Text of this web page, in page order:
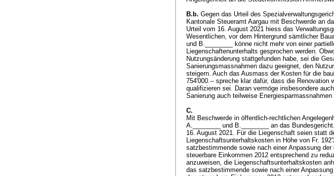
B.b. Gegen das Urteil des
Kantonale Steueramt Aargau mit Beschwerde an
Urteil vom 16. August 2021 hiess das
Wesentlichen, vor dem Hintergrund sämtlicher
und B.________ könne nicht mehr von einer
Liegenschaftenunterhalts gesprochen werden.
Nutzungsänderung stattgefunden habe, sei die
Sanierungsmassnahmen dazu geeignet, den
steigern. Auch das Ausmass der Kosten für die
754'000.-- spreche klar dafür, dass die
qualifizieren sei. Daran vermöge insbesondere
Sanierung auch teilweise
C.
Mit Beschwerde in öffentlich-rechtlichen
A.________ und B.________ an das
16. August 2021. Für die Liegenschaft seien statt
Liegenschaftsunterhaltskosten in Höhe von Fr.
satzbestimmende sowie nach einer Anpassung
steuerbare Einkommen 2012 entsprechend zu
anzuweisen, die Liegenschaftsunterhaltskosten
das satzbestimmende sowie nach einer